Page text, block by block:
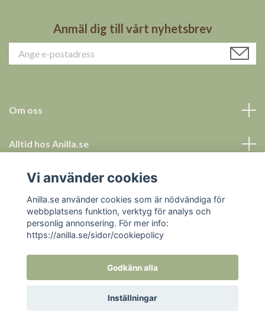
Anmäl dig till vårt nyhetsbrev
Om oss
Alltid hos Anilla.se
Allt för ett tryggt köp
Sociala medier
© 2026 Anilla.se
Vi använder cookies
Anilla.se använder cookies som är nödvändiga för
webbplatsens funktion, verktyg för analys och
personlig annonsering. För mer info:
https://anilla.se/sidor/cookiepolicy
Godkänn alla
Inställningar